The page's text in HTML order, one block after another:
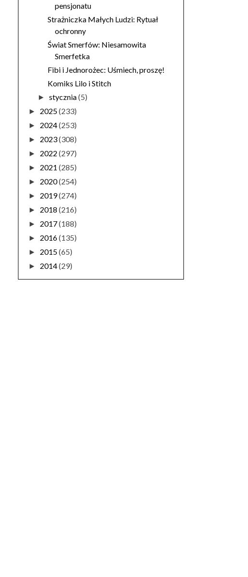
pensjonatu
Strażniczka Małych Ludzi: Rytuał
ochronny
Świat Smerfów: Niesamowita
Smerfetka
Fibi i Jednorożec: Uśmiech, proszę!
Komiks Lilo i Stitch
►stycznia(5)
► 2025(233)
► 2024(253)
► 2023(308)
► 2022 (297)
► 2021 (285)
► 2020(254)
► 2019(274)
► 2018 (216)
► 2017(188)
► 2016(135)
► 2015(65)
► 2014(29)